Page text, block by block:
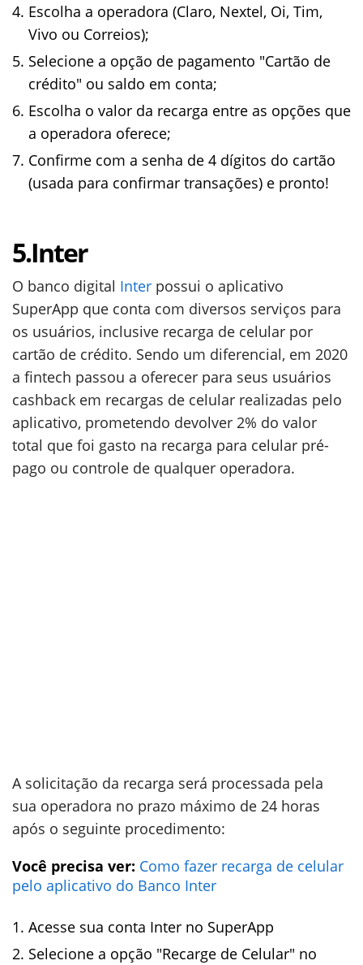
Escolha a operadora (Claro, Nextel, Oi, Tim,
Vivo ou Correios);
Selecione a opção de pagamento "Cartão de
crédito" ou saldo em conta;
Escolha o valor da recarga entre as opções que
a operadora oferece;
Confirme com a senha de 4 dígitos do cartão
(usada para confirmar transações) e pronto!
5.Inter
O banco digital Inter possui o aplicativo
SuperApp que conta com diversos serviços para
os usuários, inclusive recarga de celular por
cartão de crédito. Sendo um diferencial, em 2020
a fintech passou a oferecer para seus usuários
cashback em recargas de celular realizadas pelo
aplicativo, prometendo devolver 2% do valor
total que foi gasto na recarga para celular pré-
pago ou controle de qualquer operadora.
A solicitação da recarga será processada pela
sua operadora no prazo máximo de 24 horas
após o seguinte procedimento:
Você precisa ver: Como fazer recarga de celular
pelo aplicativo do Banco Inter
Acesse sua conta Inter no SuperApp
Selecione a opção "Recarge de Celular" no